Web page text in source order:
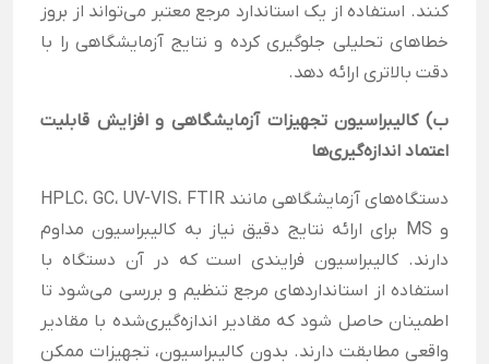
کنند. استفاده از یک استاندارد مرجع معتبر می‌تواند از بروز
خطاهای تحلیلی جلوگیری کرده و نتایج آزمایشگاهی را با
دقت بالاتری ارائه دهد.
ب) کالیبراسیون تجهیزات آزمایشگاهی و افزایش قابلیت
اعتماد اندازه‌گیری‌ها
دستگاه‌های آزمایشگاهی مانند HPLC، GC، UV-VIS، FTIR
و MS برای ارائه نتایج دقیق نیاز به کالیبراسیون مداوم
دارند. کالیبراسیون فرایندی است که در آن دستگاه با
استفاده از استانداردهای مرجع تنظیم و بررسی می‌شود تا
اطمینان حاصل شود که مقادیر اندازه‌گیری‌شده با مقادیر
واقعی مطابقت دارند. بدون کالیبراسیون، تجهیزات ممکن